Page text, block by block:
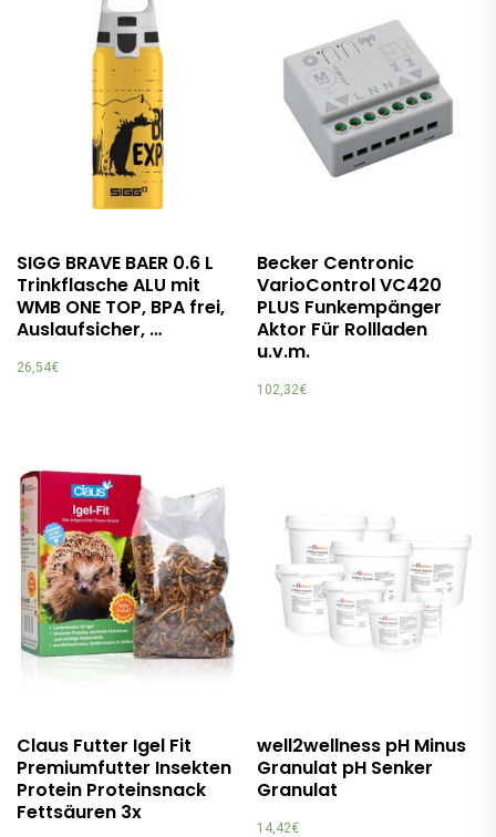
SIGG BRAVE BAER 0.6 L
Trinkflasche ALU mit
WMB ONE TOP, BPA frei,
Auslaufsicher, …
26,54€
Becker Centronic
VarioControl VC420
PLUS Funkempänger
Aktor Für Rollladen
u.v.m.
102,32€
Claus Futter Igel Fit
Premiumfutter Insekten
Protein Proteinsnack
Fettsäuren 3x
well2wellness pH Minus
Granulat pH Senker
Granulat
14,42€